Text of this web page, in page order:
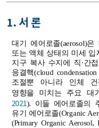
1. 서 론
대기 에어로졸(aerosol)
또는 액체 상태의 미세 입
지구 복사 수지에 직·간
응결핵(cloud
조절뿐 아니라 인체 건
영향을 미치는 주요 대
2021). 이들 에어로졸의
유기 에어로졸(Organic
(Primary Organic